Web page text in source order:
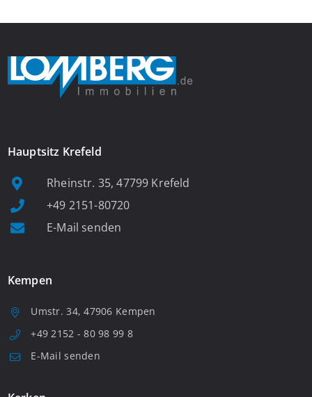
Hauptsitz Krefeld
Rheinstr. 35, 47799 Krefeld
+49 2151-80720
E-Mail senden
Kempen
Umstr. 34, 47906 Kempen
+49 2152 - 80 98 99 8
E-Mail senden